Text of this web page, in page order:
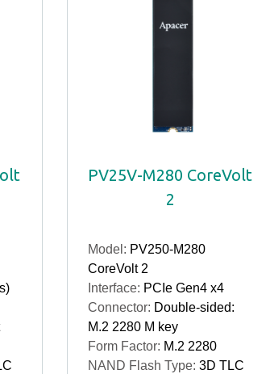
PV25V-M280 CoreVolt
2
Model: PV250-M280
CoreVolt 2
Interface: PCIe Gen4 x4
Connector: Double-sided:
M.2 2280 M key
Form Factor: M.2 2280
NAND Flash Type: 3D TLC